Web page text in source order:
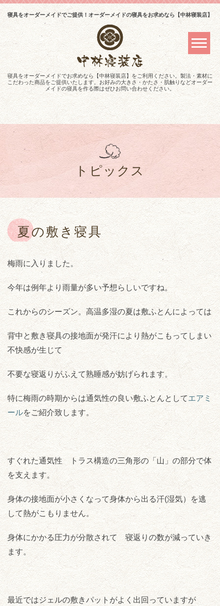
寝具をオーダーメイドでご提供！オーダーメイドの寝具をお求めなら【中林寝装店】
寝具をオーダーメイドでお求めなら【中林寝装店】をご利用ください。製法・素材に
こだわった商品をご提供いたします。お好みの大きさ・かたさ・肌触りなどオーダー
メイドの寝具を作る際はぜひお問い合わせください。
トピックス
夏の敷き寝具
梅雨に入りました。
今年は例年より雨量が多い予想らしいですね。
これからのシーズン。高温多湿の夏は敷ふとんによっては
背中と敷き寝具の接地面が発汗により熱がこもってしまい
不快感が生じて
不要な寝返りがふえて熟睡感が妨げられます。
特に梅雨の時期からは通気性の良い敷ふとんとしてエアミ
ールをご紹介致します。
すぐれた通気性 トラス構造の三角形の「山」の部分で体
を支えます。
身体の接地面が小さくなって身体から出る汗(湿気）を逃
して熱がこもりません。
身体にかかる圧力が分散されて 寝返りの数が減っていき
ます。
最近ではジェルの敷きパットがよく出回っていますが